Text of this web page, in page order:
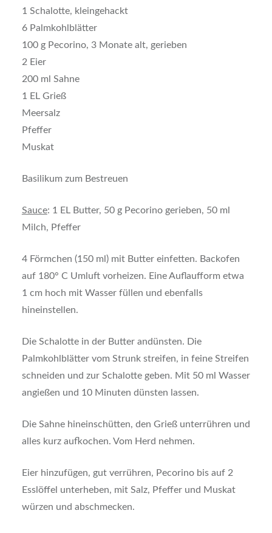
1 Schalotte, kleingehackt
6 Palmkohlblätter
100 g Pecorino, 3 Monate alt, gerieben
2 Eier
200 ml Sahne
1 EL Grieß
Meersalz
Pfeffer
Muskat
Basilikum zum Bestreuen
Sauce: 1 EL Butter, 50 g Pecorino gerieben, 50 ml
Milch, Pfeffer
4 Förmchen (150 ml) mit Butter einfetten. Backofen
auf 180° C Umluft vorheizen. Eine Auflaufform etwa
1 cm hoch mit Wasser füllen und ebenfalls
hineinstellen.
Die Schalotte in der Butter andünsten. Die
Palmkohlblätter vom Strunk streifen, in feine Streifen
schneiden und zur Schalotte geben. Mit 50 ml Wasser
angießen und 10 Minuten dünsten lassen.
Die Sahne hineinschütten, den Grieß unterrühren und
alles kurz aufkochen. Vom Herd nehmen.
Eier hinzufügen, gut verrühren, Pecorino bis auf 2
Esslöffel unterheben, mit Salz, Pfeffer und Muskat
würzen und abschmecken.